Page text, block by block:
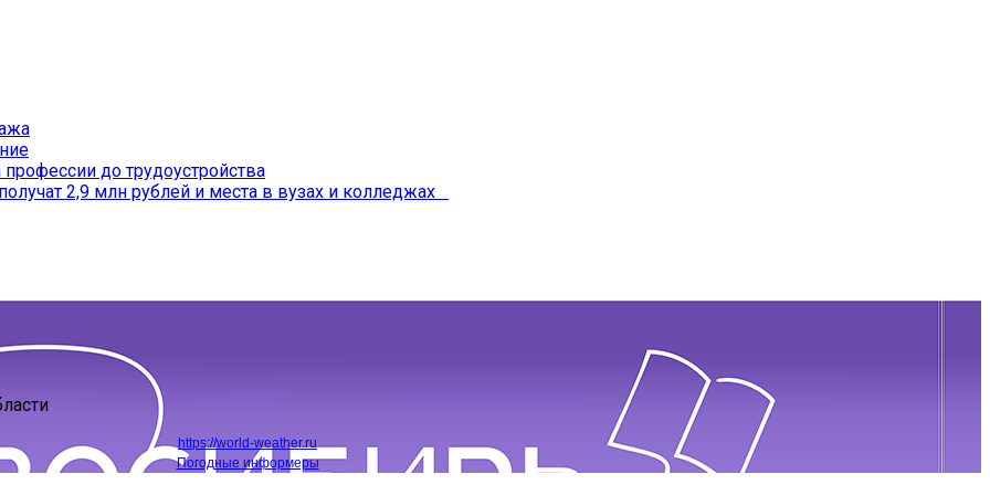
до трудоустройства
2,9 млн рублей и места в вузах и колледжах
https://world-weather.ru
Погодные информеры